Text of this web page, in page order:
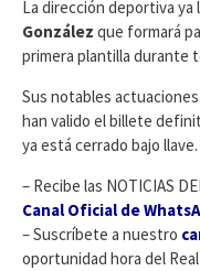
La dirección deportiva
González que formará
primera plantilla durante
Sus notables
han valido el billete
ya está cerrado bajo llave.
– Recibe las NOTICIAS
Canal Oficial de
– Suscríbete a nuestro
oportunidad hora del